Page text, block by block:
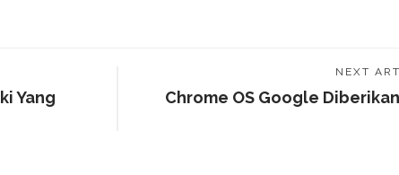
Yang
NEXT
Chrome OS Google